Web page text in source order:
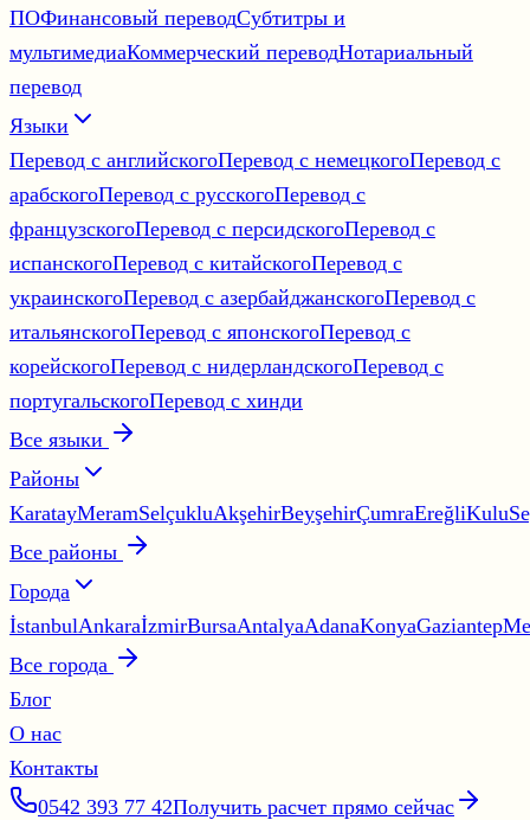
ПОФинансовый переводСубтитры и
мультимедиаКоммерческий переводНотариальный
перевод
Языки
Перевод с английскогоПеревод с немецкогоПеревод с
арабскогоПеревод с русскогоПеревод с
французскогоПеревод с персидскогоПеревод с
испанскогоПеревод с китайскогоПеревод с
украинскогоПеревод с азербайджанскогоПеревод с
итальянскогоПеревод с японскогоПеревод с
корейскогоПеревод с нидерландскогоПеревод с
португальскогоПеревод с хинди
Все языки
Районы
KaratayMeramSelçukluAkşehirBeyşehirÇumraEreğliKulu
Все районы
Города
İstanbulAnkaraİzmirBursaAntalyaAdanaKonyaGaziantep
Все города
Блог
О нас
Контакты
0542 393 77 42Получить расчет прямо сейчас